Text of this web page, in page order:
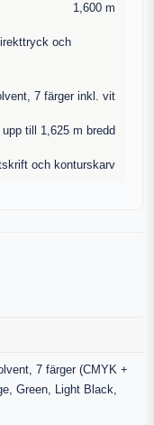
1,600 m
och
7 färger inkl. vit
till 1,625 m bredd
och konturskarv
7 färger (CMYK +
Green, Light Black,